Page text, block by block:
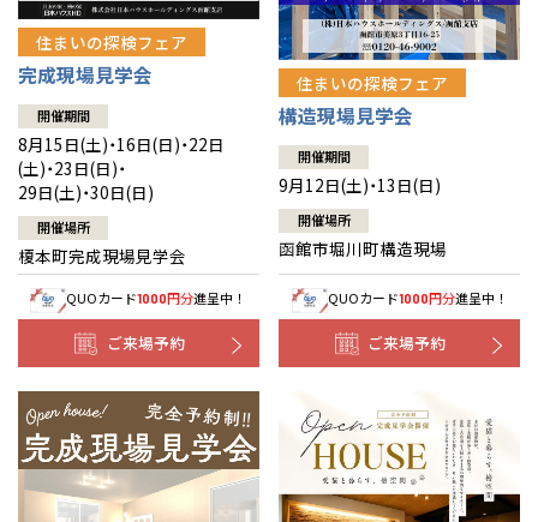
住まいの探検フェア
完成現場見学会
開催期間
8月15日(土)・16日(日)・22日
(土)・23日(日)・
29日(土)・30日(日)
開催場所
榎本町完成現場見学会
QUOカード1000円分進呈中！
ご来場予約
住まいの探検フェア
構造現場見学会
開催期間
9月12日(土)・13日(日)
開催場所
函館市堀川町構造現場
QUOカード1000円分進呈中！
ご来場予約